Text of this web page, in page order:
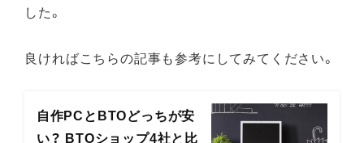
した。
良ければこちらの記事も参考にしてみてください。
自作PCとBTOどっちが安
い？ BTOショップ4社と比